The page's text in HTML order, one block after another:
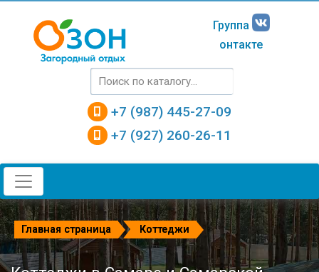
Группа
онтакте
+7 (987) 445-27-09
+7 (927) 260-26-11
Главная страница Коттеджи